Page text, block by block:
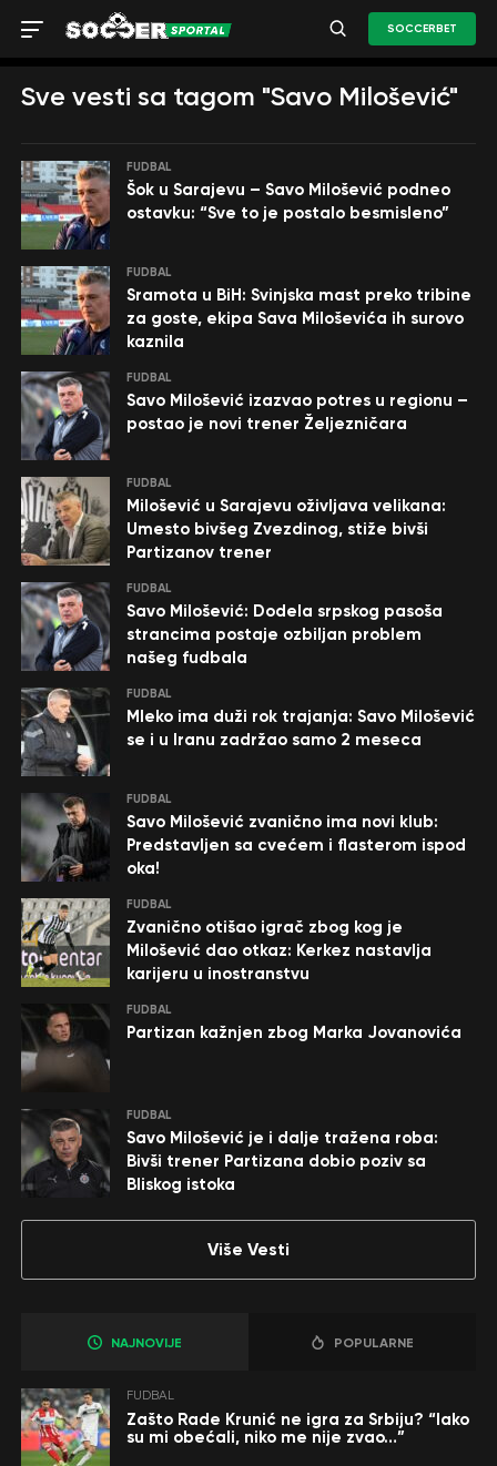
SOCCERBET
Sve vesti sa tagom "Savo Milošević"
FUDBAL
Šok u Sarajevu – Savo Milošević podneo
ostavku: “Sve to je postalo besmisleno”
FUDBAL
Sramota u BiH: Svinjska mast preko tribine
za goste, ekipa Sava Miloševića ih surovo
kaznila
FUDBAL
Savo Milošević izazvao potres u regionu –
postao je novi trener Željezničara
FUDBAL
Milošević u Sarajevu oživljava velikana:
Umesto bivšeg Zvezdinog, stiže bivši
Partizanov trener
FUDBAL
Savo Milošević: Dodela srpskog pasoša
strancima postaje ozbiljan problem
našeg fudbala
FUDBAL
Mleko ima duži rok trajanja: Savo Milošević
se i u Iranu zadržao samo 2 meseca
FUDBAL
Savo Milošević zvanično ima novi klub:
Predstavljen sa cvećem i flasterom ispod
oka!
FUDBAL
Zvanično otišao igrač zbog kog je
Milošević dao otkaz: Kerkez nastavlja
karijeru u inostranstvu
FUDBAL
Partizan kažnjen zbog Marka Jovanovića
FUDBAL
Savo Milošević je i dalje tražena roba:
Bivši trener Partizana dobio poziv sa
Bliskog istoka
Više Vesti
NAJNOVIJE POPULARNE
FUDBAL
Zašto Rade Krunić ne igra za Srbiju? “Iako
su mi obećali, niko me nije zvao…”